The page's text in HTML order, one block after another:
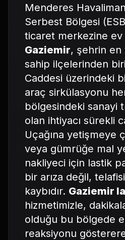
Menderes
Serbest Bölgesi
ticaret merkezine ev
Gaziemir, şehrin en
sahip ilçelerinden
Caddesi üzerindeki
araç sirkülasyonu
bölgesindeki sanayi
olan ihtiyacı sürekli
Uçağına yetişmeye
veya gümrüğe mal
nakliyeci için lastik
bir arıza değil,
kaybıdır. Gaziemir
hizmetimizle,
olduğu bu bölgede
reaksiyonu